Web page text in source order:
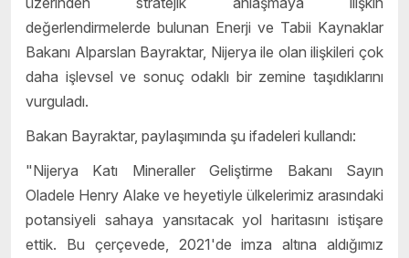
değerlendirmelerde bulunan Enerji ve Tabii Kaynaklar
Bakanı Alparslan Bayraktar, Nijerya ile olan ilişkileri çok
daha işlevsel ve sonuç odaklı bir zemine taşıdıklarını
vurguladı.
Bakan Bayraktar, paylaşımında şu ifadeleri kullandı:
"Nijerya Katı Mineraller Geliştirme Bakanı Sayın
Oladele Henry Alake ve heyetiyle ülkelerimiz arasındaki
potansiyeli sahaya yansıtacak yol haritasını istişare
ettik. Bu çerçevede, 2021'de imza altına aldığımız